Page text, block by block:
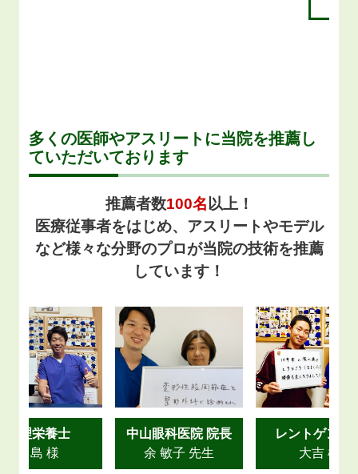
多くの医師やアスリートに当院を推薦し
ていただいております
推薦者数100名以上！
医療従事者をはじめ、アスリートやモデル
など様々な分野のプロが当院の技術を推薦
しています！
管理栄養士
川島 様
中山眼科医院 院長
余 敏子 先生
レントゲン技
大吉 様